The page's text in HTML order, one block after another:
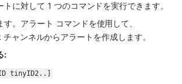
トに対して 1 つのコマンドを実行できます。
。アラート コマンドを使用して、
チャンネルからアラートを作成します。
:
tinyID2..]